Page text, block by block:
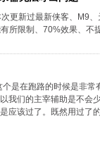
更新过最新侠客、M9
所限制、70%效果、不
是在跑路的时候是非
我们的主宰辅助是不会
应该过了。既然用过了